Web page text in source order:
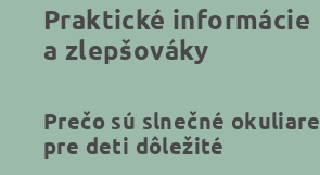
Praktické informácie
a zlepšováky
Prečo sú slnečné okuliare
pre deti dôležité